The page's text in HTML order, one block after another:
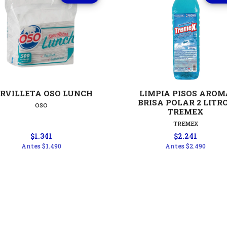
OSO LUNCH
OSO
Ver detalles
$1.341
Antes$1.490
LIMPIA PISOS
BRISA POLAR 2
TREMEX
TREMEX
Ver
$2.241
Antes$2.490